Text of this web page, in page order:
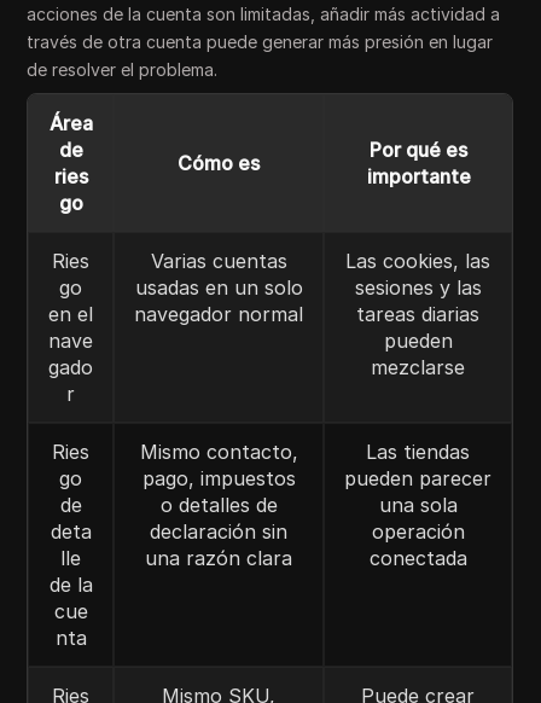
acciones de la cuenta son limitadas, añadir más actividad a
través de otra cuenta puede generar más presión en lugar
de resolver el problema.
Área
de
ries
go
Cómo es
Por qué es
importante
Ries
go
en el
nave
gado
r
Varias cuentas
usadas en un solo
navegador normal
Las cookies, las
sesiones y las
tareas diarias
pueden
mezclarse
Ries
go
de
deta
lle
de la
cue
nta
Mismo contacto,
pago, impuestos
o detalles de
declaración sin
una razón clara
Las tiendas
pueden parecer
una sola
operación
conectada
Ries
Mismo SKU,
Puede crear